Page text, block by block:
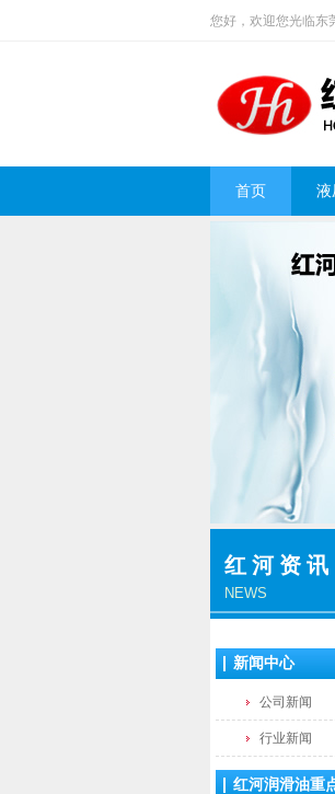
您好，欢迎您光临东
首页 液
红河资讯
NEWS
新闻中心
公司新闻
行业新闻
红河润滑油重